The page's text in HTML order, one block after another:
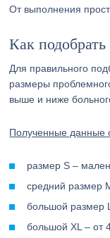
От выполнения
Как подобрать
Для правильного
размеры
выше и ниже
Полученные данные
размер S –
средний размер
большой размер
большой XL – от